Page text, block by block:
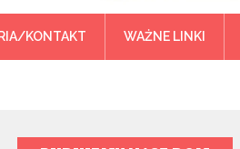
KONTAKT WAŻNE LINKI